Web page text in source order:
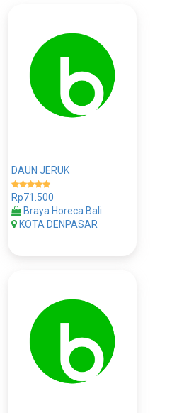
DAUN JERUK
Rp71.500
Braya Horeca Bali
KOTA DENPASAR